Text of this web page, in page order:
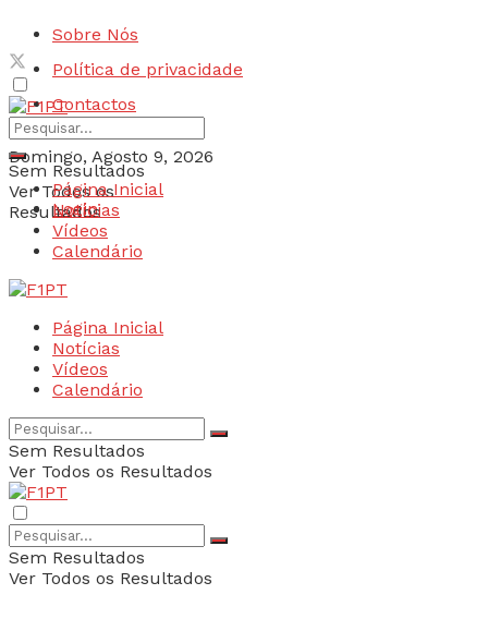
Sobre Nós
Política de privacidade
Contactos
Domingo, Agosto 9, 2026
Login
Sem Resultados
Ver Todos os
Resultados
Página Inicial
Notícias
Vídeos
Calendário
Página Inicial
Notícias
Vídeos
Calendário
Sem Resultados
Ver Todos os Resultados
Sem Resultados
Ver Todos os Resultados